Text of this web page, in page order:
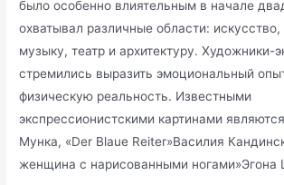
было особенно влиятельным в начале
охватывал различные области: искусство,
музыку, театр и архитектуру. Художники-
стремились выразить эмоциональный
физическую реальность. Известными
экспрессионистскими картинами
Мунка, «Der Blaue Reiter»Василия
женщина с нарисованными ногами»Эгона